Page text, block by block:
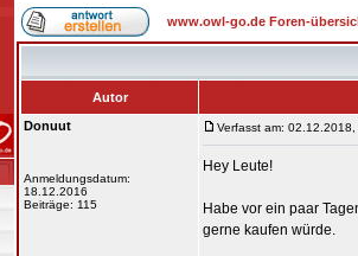
www.owl-go.de Foren-
Autor
Donuut
Anmeldungsdatum:
18.12.2016
Beiträge: 115
Verfasst am:
Hey Leute!
Habe vor ein paar
gerne kaufen würde.